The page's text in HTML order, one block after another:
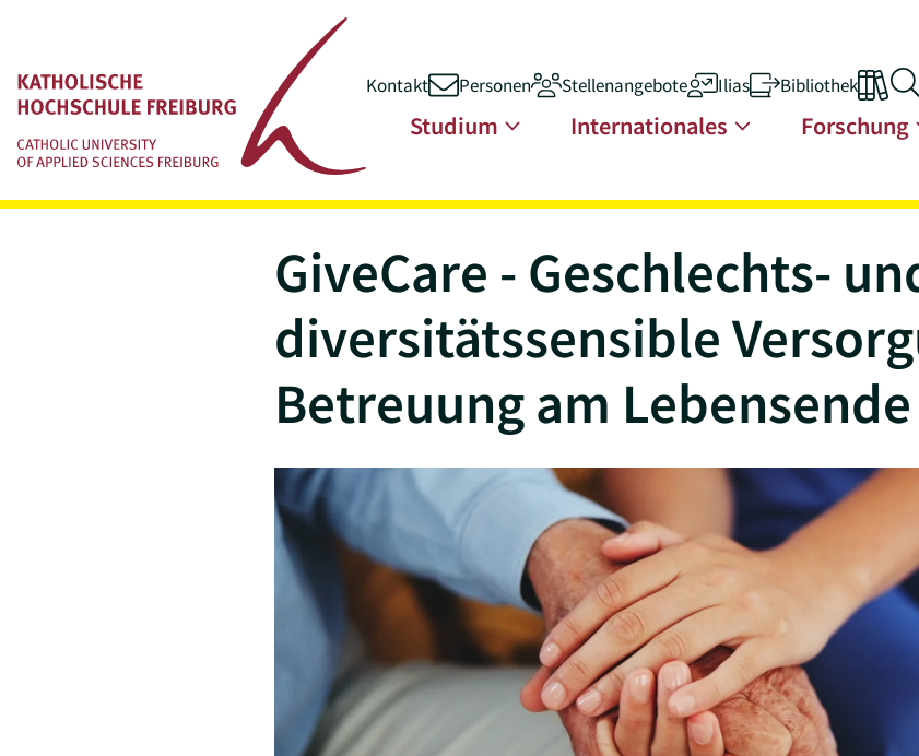
Zum Inhalt springen Hauptnavigation
Kontakt Personen Stellenangebote Ilias Bibliothek
Studium Internationales Forschung
GiveCare - Geschlechts-
diversitätssensible
Betreuung am Lebensende